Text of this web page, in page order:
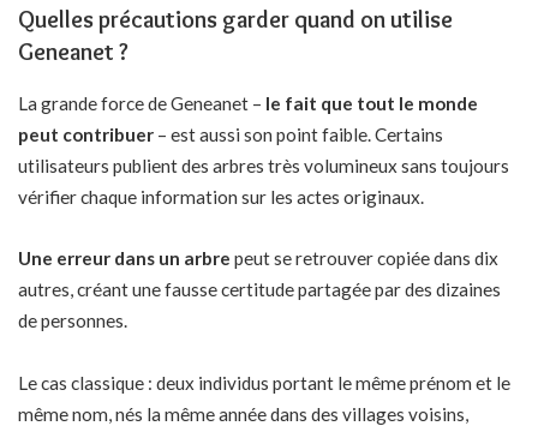
Quelles précautions garder quand on utilise
Geneanet ?
La grande force de Geneanet – le fait que tout le monde
peut contribuer – est aussi son point faible. Certains
utilisateurs publient des arbres très volumineux sans toujours
vérifier chaque information sur les actes originaux.
Une erreur dans un arbre peut se retrouver copiée dans dix
autres, créant une fausse certitude partagée par des dizaines
de personnes.
Le cas classique : deux individus portant le même prénom et le
même nom, nés la même année dans des villages voisins,